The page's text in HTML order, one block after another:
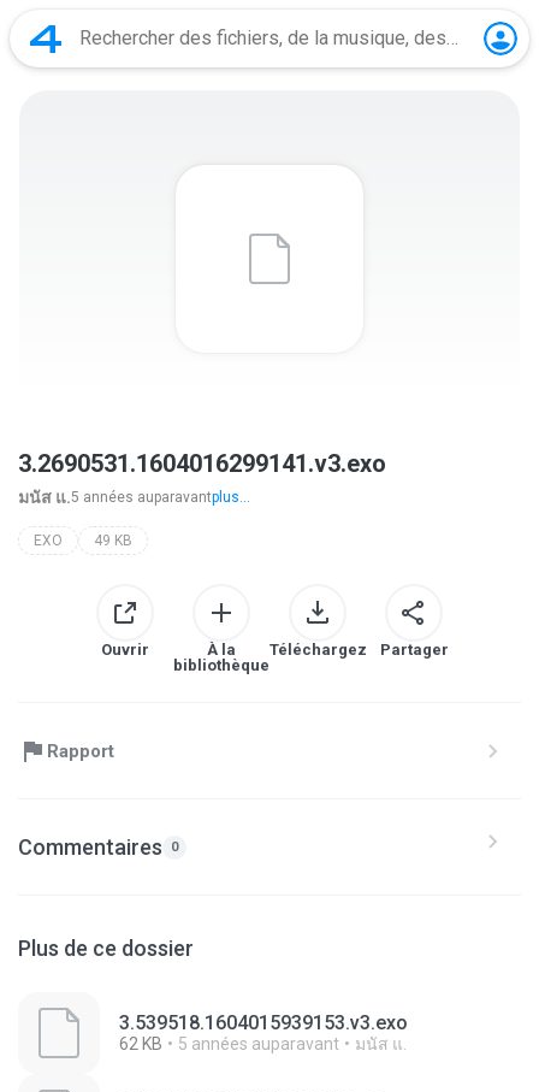
3.2690531.1604016299141.v3.exo
มนัส แ.5 années auparavantplus...
EXO 49 KB
Ouvrir
À la
bibliothèque
Téléchargez Partager
Rapport
Commentaires 0
Plus de ce dossier
3.539518.1604015939153.v3.exo
62 KB 5 années auparavant มนัส แ.